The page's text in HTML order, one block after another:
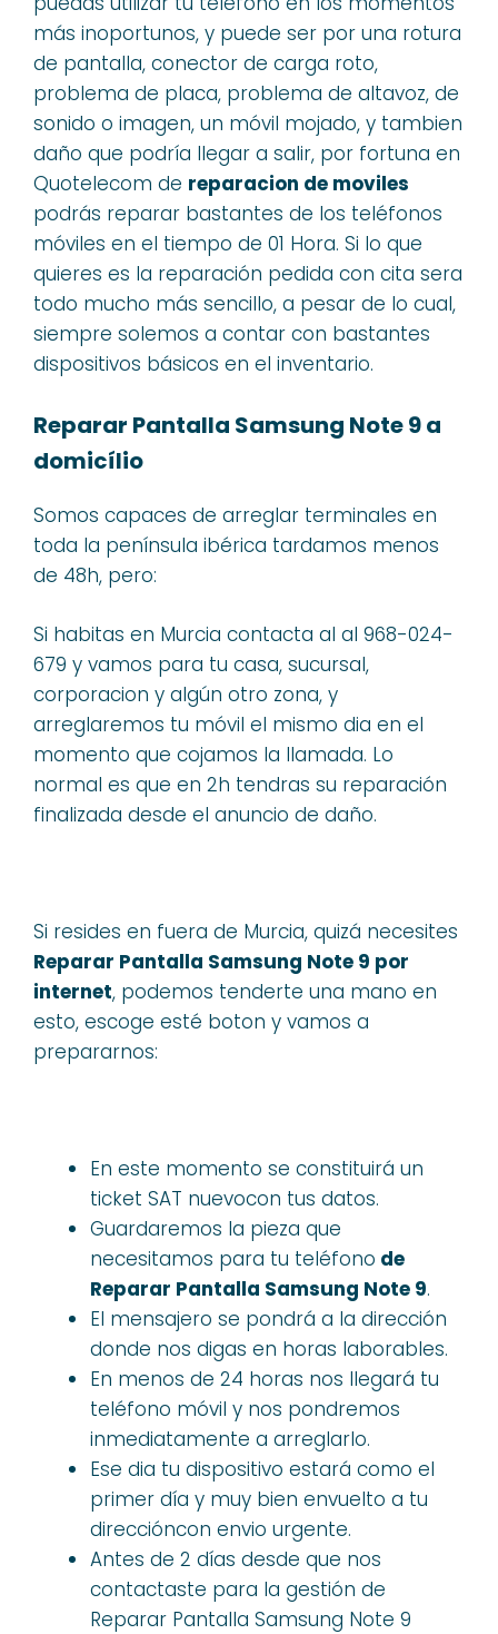
más inoportunos, y puede ser por una rotura
de pantalla, conector de carga roto,
problema de placa, problema de altavoz, de
sonido o imagen, un móvil mojado, y tambien
daño que podría llegar a salir, por fortuna en
Quotelecom de reparacion de moviles
podrás reparar bastantes de los teléfonos
móviles en el tiempo de 01 Hora. Si lo que
quieres es la reparación pedida con cita sera
todo mucho más sencillo, a pesar de lo cual,
siempre solemos a contar con bastantes
dispositivos básicos en el inventario.
Reparar Pantalla Samsung Note 9 a
domicílio
Somos capaces de arreglar terminales en
toda la península ibérica tardamos menos
de 48h, pero:
Si habitas en Murcia contacta al al 968-024-
679 y vamos para tu casa, sucursal,
corporacion y algún otro zona, y
arreglaremos tu móvil el mismo dia en el
momento que cojamos la llamada. Lo
normal es que en 2h tendras su reparación
finalizada desde el anuncio de daño.
Si resides en fuera de Murcia, quizá necesites
Reparar Pantalla Samsung Note 9 por
internet, podemos tenderte una mano en
esto, escoge esté boton y vamos a
prepararnos:
En este momento se constituirá un
ticket SAT nuevocon tus datos.
Guardaremos la pieza que
necesitamos para tu teléfono de
Reparar Pantalla Samsung Note 9.
El mensajero se pondrá a la dirección
donde nos digas en horas laborables.
En menos de 24 horas nos llegará tu
teléfono móvil y nos pondremos
inmediatamente a arreglarlo.
Ese dia tu dispositivo estará como el
primer día y muy bien envuelto a tu
direccióncon envio urgente.
Antes de 2 días desde que nos
contactaste para la gestión de
Reparar Pantalla Samsung Note 9